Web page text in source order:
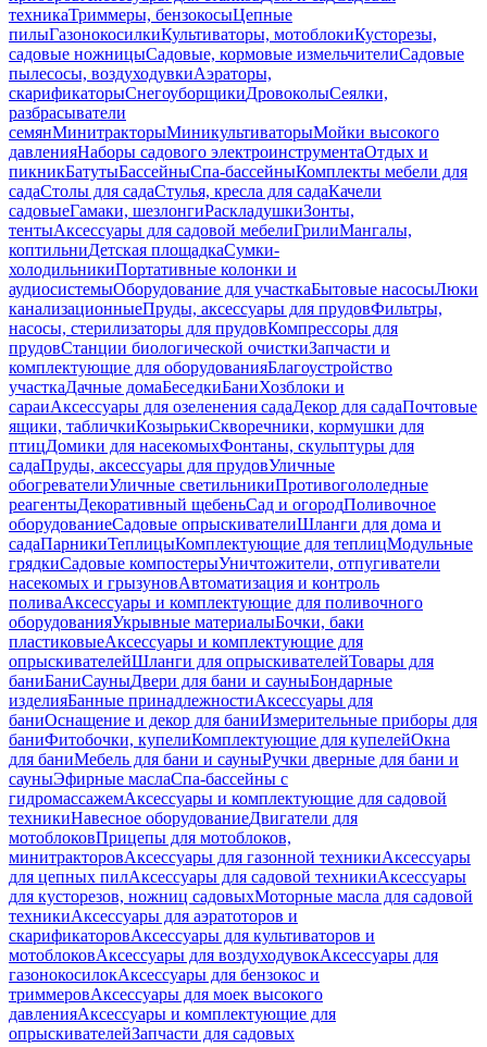
техникаТриммеры, бензокосыЦепные
пилыГазонокосилкиКультиваторы, мотоблокиКусторезы,
садовые ножницыСадовые, кормовые измельчителиСадовые
пылесосы, воздуходувкиАэраторы,
скарификаторыСнегоуборщикиДровоколыСеялки,
разбрасыватели
семянМинитракторыМиникультиваторыМойки высокого
давленияНаборы садового электроинструментаОтдых и
пикникБатутыБассейныСпа-бассейныКомплекты мебели для
садаСтолы для садаСтулья, кресла для садаКачели
садовыеГамаки, шезлонгиРаскладушкиЗонты,
тентыАксессуары для садовой мебелиГрилиМангалы,
коптильниДетская площадкаСумки-
холодильникиПортативные колонки и
аудиосистемыОборудование для участкаБытовые насосыЛюки
канализационныеПруды, аксессуары для прудовФильтры,
насосы, стерилизаторы для прудовКомпрессоры для
прудовСтанции биологической очисткиЗапчасти и
комплектующие для оборудованияБлагоустройство
участкаДачные домаБеседкиБаниХозблоки и
сараиАксессуары для озеленения садаДекор для садаПочтовые
ящики, табличкиКозырькиСкворечники, кормушки для
птицДомики для насекомыхФонтаны, скульптуры для
садаПруды, аксессуары для прудовУличные
обогревателиУличные светильникиПротивогололедные
реагентыДекоративный щебеньСад и огородПоливочное
оборудованиеСадовые опрыскивателиШланги для дома и
садаПарникиТеплицыКомплектующие для теплицМодульные
грядкиСадовые компостерыУничтожители, отпугиватели
насекомых и грызуновАвтоматизация и контроль
поливаАксессуары и комплектующие для поливочного
оборудованияУкрывные материалыБочки, баки
пластиковыеАксессуары и комплектующие для
опрыскивателейШланги для опрыскивателейТовары для
баниБаниСауныДвери для бани и сауныБондарные
изделияБанные принадлежностиАксессуары для
баниОснащение и декор для баниИзмерительные приборы для
баниФитобочки, купелиКомплектующие для купелейОкна
для баниМебель для бани и сауныРучки дверные для бани и
сауныЭфирные маслаСпа-бассейны с
гидромассажемАксессуары и комплектующие для садовой
техникиНавесное оборудованиеДвигатели для
мотоблоковПрицепы для мотоблоков,
минитракторовАксессуары для газонной техникиАксессуары
для цепных пилАксессуары для садовой техникиАксессуары
для кусторезов, ножниц садовыхМоторные масла для садовой
техникиАксессуары для аэратоторов и
скарификаторовАксессуары для культиваторов и
мотоблоковАксессуары для воздуходувокАксессуары для
газонокосилокАксессуары для бензокос и
триммеровАксессуары для моек высокого
давленияАксессуары и комплектующие для
опрыскивателейЗапчасти для садовых